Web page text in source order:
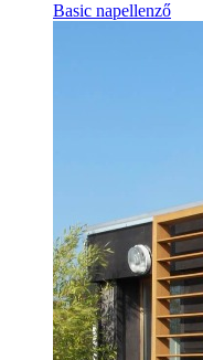
Basic napellenző